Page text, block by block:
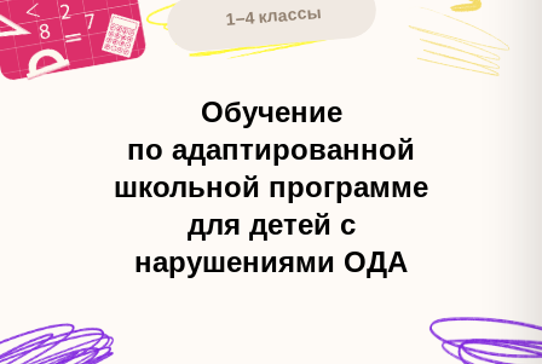
Обучение
по адаптированной
школьной программе
для детей с
нарушениями ОДА
1−4 классы